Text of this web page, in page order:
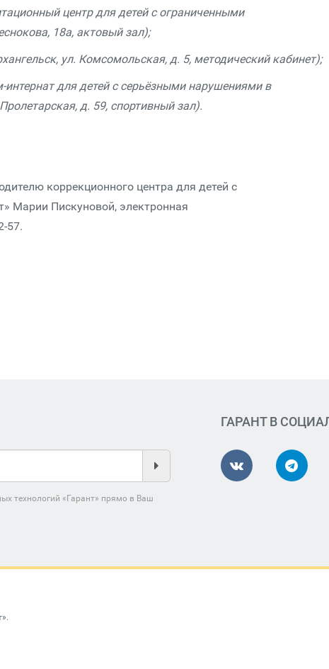
центр для детей с ограниченными
18а, актовый зал);
ул. Комсомольская, д. 5, методический кабинет);
для детей с серьёзными нарушениями в
д. 59, спортивный зал).
коррекционного центра для детей с
Марии Пискуновой, электронная
57.
технологий «Гарант» прямо в Ваш
ГАРАНТ В
.